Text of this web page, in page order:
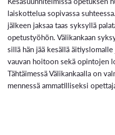
laiskottelua sopivassa
jälkeen jaksaa taas syksyllä
opetustyöhön. Välikankaan
sillä hän jää kesällä
vauvan hoitoon sekä opintojen
Tähtäimessä Välikankaalla on
mennessä ammatilliseksi